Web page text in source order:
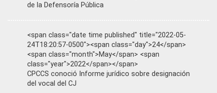
de la Defensoría Pública
<span class="date time published" title="2022-05-
24T18:20:57-0500"><span class="day">24</span>
<span class="month">May</span> <span
class="year">2022</span></span>
CPCCS conoció Informe jurídico sobre designación
del vocal del CJ